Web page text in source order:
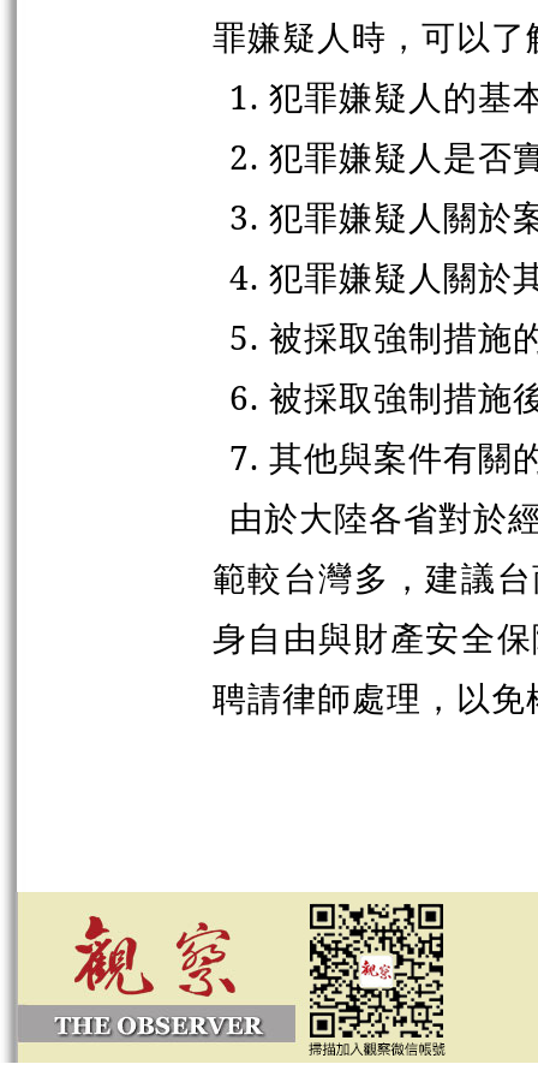
罪嫌疑人時，可以
1. 犯罪嫌疑人的基
2. 犯罪嫌疑人是否
3. 犯罪嫌疑人關於
4. 犯罪嫌疑人關於
5. 被採取強制措施
6. 被採取強制措施
7. 其他與案件有關
由於大陸各省對於
範較台灣多，建議
身自由與財產安全
聘請律師處理，以免